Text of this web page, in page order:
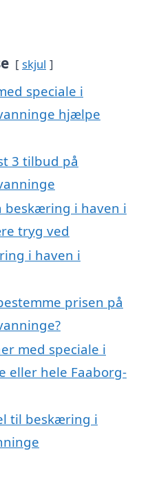
skjul
speciale i
hjælpe
3 tilbud på
beskæring i haven i
tryg ved
i haven i
prisen på
med speciale i
eller hele Faaborg-
til beskæring i